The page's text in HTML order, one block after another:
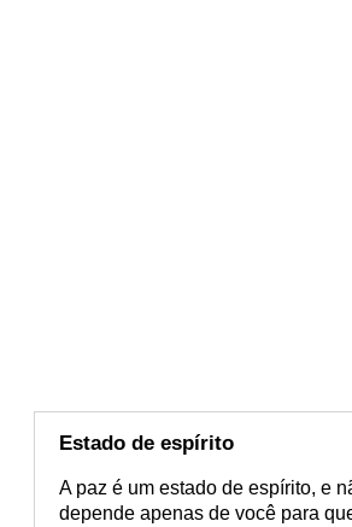
Estado de espírito
A paz é um estado de espírito, e
depende apenas de você para